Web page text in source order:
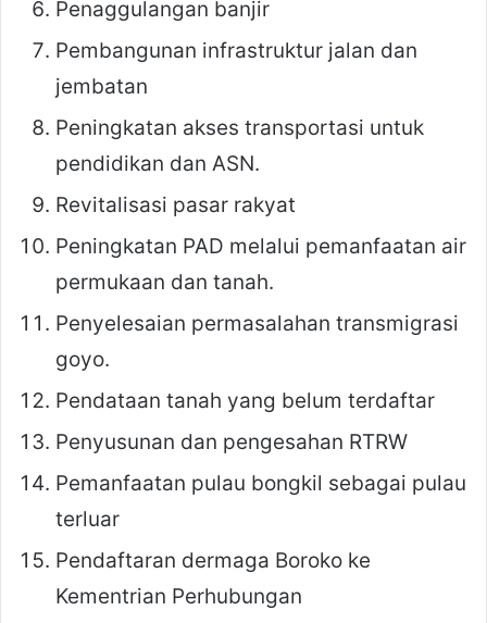
Penaggulangan banjir
Pembangunan infrastruktur jalan dan
jembatan
Peningkatan akses transportasi untuk
pendidikan dan ASN.
Revitalisasi pasar rakyat
Peningkatan PAD melalui pemanfaatan air
permukaan dan tanah.
Penyelesaian permasalahan transmigrasi
goyo.
Pendataan tanah yang belum terdaftar
Penyusunan dan pengesahan RTRW
Pemanfaatan pulau bongkil sebagai pulau
terluar
Pendaftaran dermaga Boroko ke
Kementrian Perhubungan